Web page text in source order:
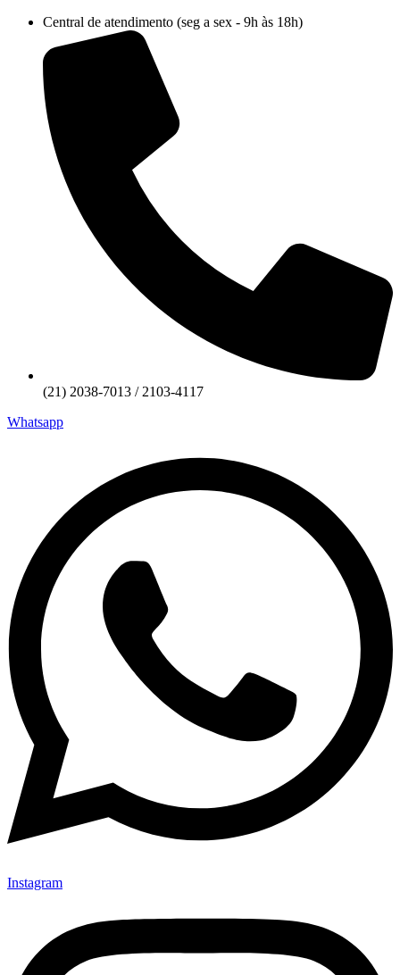
conteúdo
Central de atendimento (seg a sex - 9h às 18h)
(21) 2038-7013 / 2103-4117
Whatsapp
Instagram